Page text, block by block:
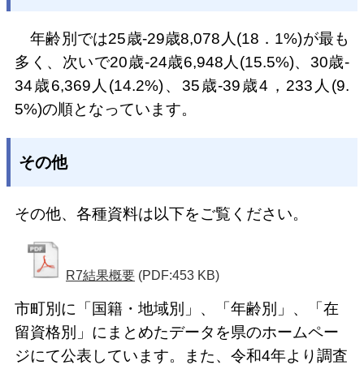
年齢別では25歳-29歳8,078人(18．1%)が最も
多く、次いで20歳-24歳6,948人(15.5%)、30歳-
34歳6,369人(14.2%)、35歳-39歳4，233人(9.
5%)の順となっています。
その他
その他、各種資料は以下をご覧ください。
R7結果概要 (PDF:453 KB)
市町別に「国籍・地域別」、「年齢別」、「在
留資格別」にまとめたデータを県のホームペー
ジにて公表しています。また、令和4年より調査